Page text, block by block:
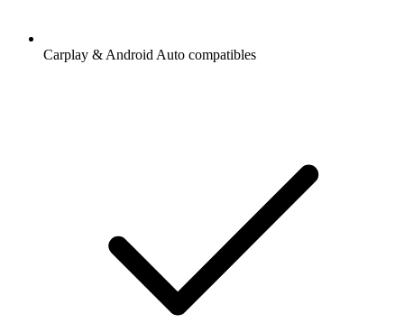
Carplay & Android Auto compatibles